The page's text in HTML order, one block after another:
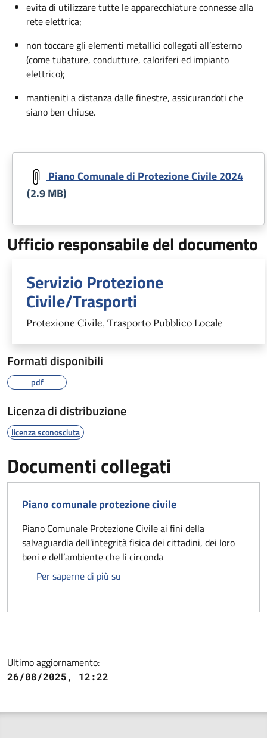
evita di utilizzare tutte le apparecchiature connesse alla
rete elettrica;
non toccare gli elementi metallici collegati all’esterno
(come tubature, condutture, caloriferi ed impianto
elettrico);
mantieniti a distanza dalle finestre, assicurandoti che
siano ben chiuse.
Piano Comunale di Protezione Civile 2024
(2.9 MB)
Ufficio responsabile del documento
Servizio Protezione
Civile/Trasporti
Protezione Civile, Trasporto Pubblico Locale
Formati disponibili
pdf
Licenza di distribuzione
licenza sconosciuta
Documenti collegati
Piano comunale protezione civile
Piano Comunale Protezione Civile ai fini della
salvaguardia dell’integrità fisica dei cittadini, dei loro
beni e dell’ambiente che li circonda
Per saperne di più su
Ultimo aggiornamento:
26/08/2025, 12:22